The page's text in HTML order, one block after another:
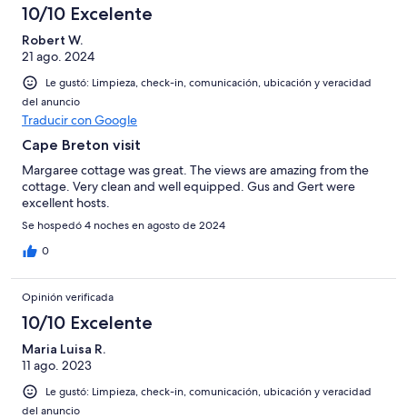
10/10 Excelente
Robert W.
21 ago. 2024
Le gustó: Limpieza, check-in, comunicación, ubicación y veracidad
del anuncio
Traducir con Google
Cape Breton visit
Margaree cottage was great. The views are amazing from the
cottage. Very clean and well equipped. Gus and Gert were
excellent hosts.
Se hospedó 4 noches en agosto de 2024
0
Opinión verificada
10/10 Excelente
Maria Luisa R.
11 ago. 2023
Le gustó: Limpieza, check-in, comunicación, ubicación y veracidad
del anuncio